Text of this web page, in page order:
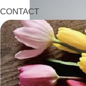
CONTACT